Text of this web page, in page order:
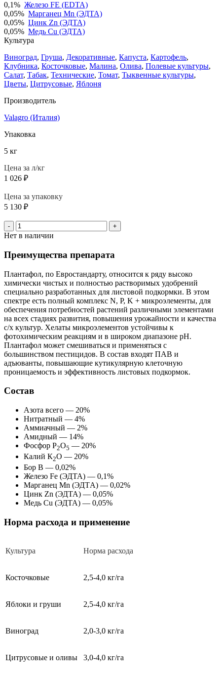
0,1% Железо FE (EDTA)
0,05% Марганец Mn (ЭДТА)
0,05% Цинк Zn (ЭДТА)
0,05% Медь Cu (ЭДТА)
Культура
Виноград, Груша, Декоративные, Капуста, Картофель,
Клубника, Косточковые, Малина, Олива, Полевые культуры,
Салат, Табак, Технические, Томат, Тыквенные культуры,
Цветы, Цитрусовые, Яблоня
Производитель
Valagro (Италия)
Упаковка
5 кг
Цена за л/кг
1 026 ₽
Цена за упаковку
5 130 ₽
- +
Нет в наличии
Преимущества препарата
Плантафол, по Евростандарту, относится к ряду высоко
химически чистых и полностью растворимых удобрений
специально разработанных для листовой подкормки. В этом
спектре есть полный комплекс N, P, K + микроэлементы, для
обеспечения потребностей растений различными элементами
на всех стадиях развития, повышения урожайности и качества
с/х культур. Хелаты микроэлементов устойчивы к
фотохимическим реакциям и в широком диапазоне рН.
Плантафол может смешиваться и применяться с
большинством пестицидов. В состав входят ПАВ и
адъюванты, повышающие кутикулярную клеточную
проницаемость и эффективность листовых подкормок.
Состав
Азота всего — 20%
Нитратный — 4%
Аммиачный — 2%
Амидный — 14%
Фосфор Р2О5 — 20%
Калий К2О — 20%
Бор B — 0,02%
Железо Fe (ЭДТА) — 0,1%
Марганец Mn (ЭДТA) — 0,02%
Цинк Zn (ЭДТА) — 0,05%
Медь Cu (ЭДТА) — 0,05%
Норма расхода и применение
Культура Норма расхода
Косточковые 2,5-4,0 кг/га
Яблоки и груши 2,5-4,0 кг/га
Виноград 2,0-3,0 кг/га
Цитрусовые и оливы 3,0-4,0 кг/га